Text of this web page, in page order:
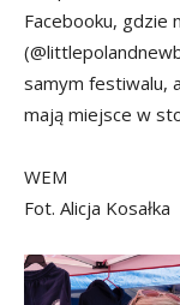
Facebooku, gdzie
samym festiwalu,
mają miejsce w
WEM
Fot. Alicja Kosałka